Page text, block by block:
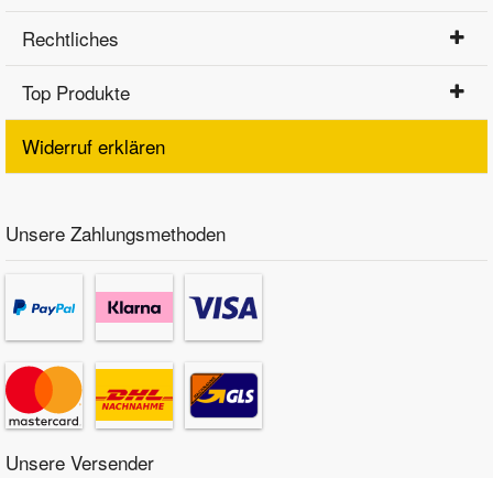
Rechtliches
Top Produkte
Widerruf erklären
Unsere Zahlungsmethoden
Unsere Versender